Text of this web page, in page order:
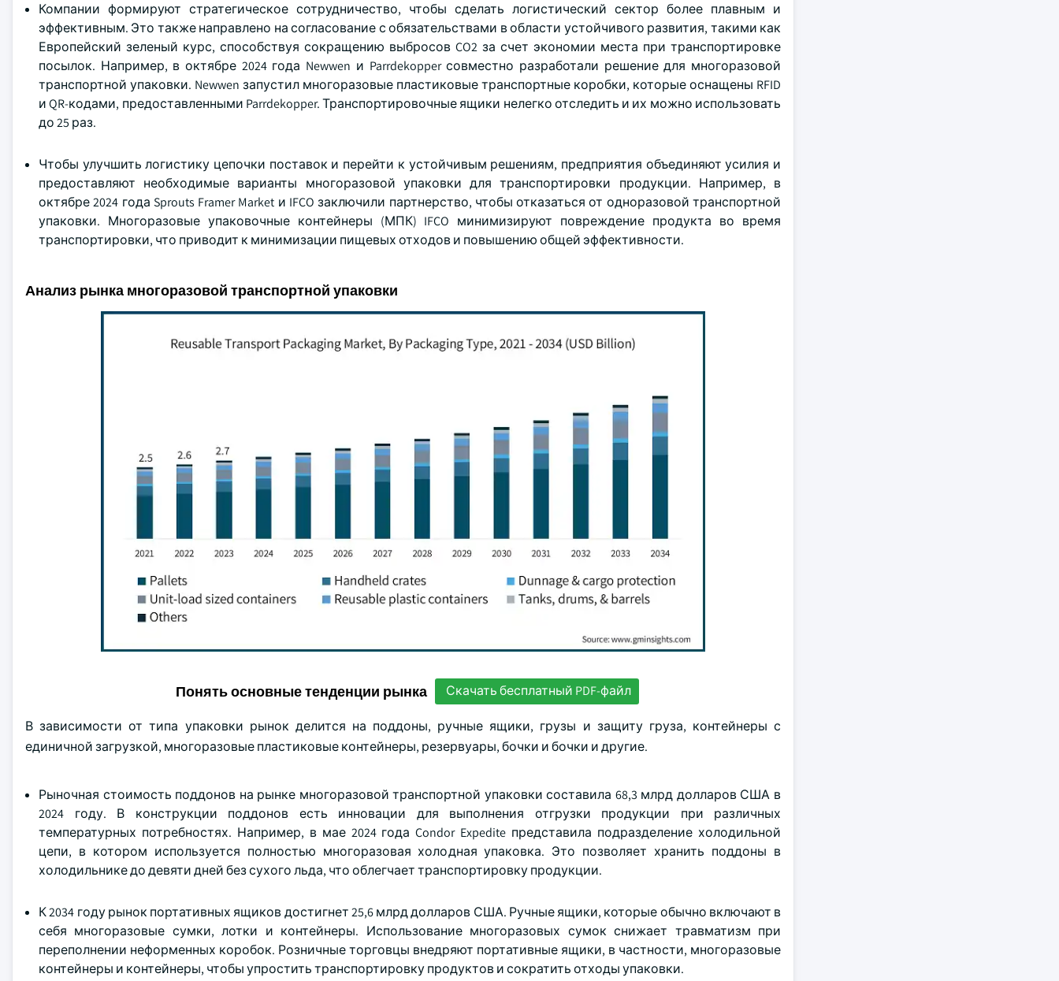
Компании формируют стратегическое сотрудничество, чтобы сделать логистический сектор более плавным и
эффективным. Это также направлено на согласование с обязательствами в области устойчивого развития, такими как
Европейский зеленый курс, способствуя сокращению выбросов CO2 за счет экономии места при транспортировке
посылок. Например, в октябре 2024 года Newwen и Parrdekopper совместно разработали решение для многоразовой
транспортной упаковки. Newwen запустил многоразовые пластиковые транспортные коробки, которые оснащены RFID
и QR-кодами, предоставленными Parrdekopper. Транспортировочные ящики нелегко отследить и их можно использовать
до 25 раз.
Чтобы улучшить логистику цепочки поставок и перейти к устойчивым решениям, предприятия объединяют усилия и
предоставляют необходимые варианты многоразовой упаковки для транспортировки продукции. Например, в
октябре 2024 года Sprouts Framer Market и IFCO заключили партнерство, чтобы отказаться от одноразовой транспортной
упаковки. Многоразовые упаковочные контейнеры (МПК) IFCO минимизируют повреждение продукта во время
транспортировки, что приводит к минимизации пищевых отходов и повышению общей эффективности.
Анализ рынка многоразовой транспортной упаковки
Понять основные тенденции рынка Скачать бесплатный PDF-файл
В зависимости от типа упаковки рынок делится на поддоны, ручные ящики, грузы и защиту груза, контейнеры с
единичной загрузкой, многоразовые пластиковые контейнеры, резервуары, бочки и бочки и другие.
Рыночная стоимость поддонов на рынке многоразовой транспортной упаковки составила 68,3 млрд долларов США в
2024 году. В конструкции поддонов есть инновации для выполнения отгрузки продукции при различных
температурных потребностях. Например, в мае 2024 года Condor Expedite представила подразделение холодильной
цепи, в котором используется полностью многоразовая холодная упаковка. Это позволяет хранить поддоны в
холодильнике до девяти дней без сухого льда, что облегчает транспортировку продукции.
К 2034 году рынок портативных ящиков достигнет 25,6 млрд долларов США. Ручные ящики, которые обычно включают в
себя многоразовые сумки, лотки и контейнеры. Использование многоразовых сумок снижает травматизм при
переполнении неформенных коробок. Розничные торговцы внедряют портативные ящики, в частности, многоразовые
контейнеры и контейнеры, чтобы упростить транспортировку продуктов и сократить отходы упаковки.